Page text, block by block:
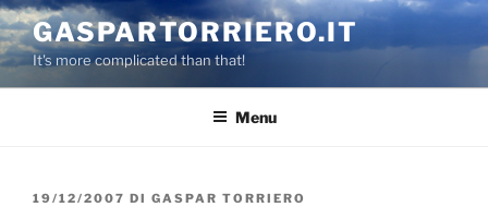
Salta
al
contenuto
GASPARTORRIERO.IT
It's more complicated than that!
Menu
PUBBLICATO
19/12/2007 DI GASPAR TORRIERO